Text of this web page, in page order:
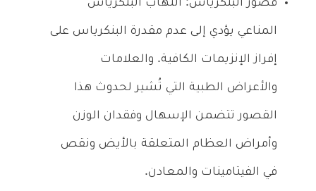
قصور البنكرياس: التهاب البنكرياس
المناعي يؤدي إلى عدم مقدرة البنكرياس على
إفراز الإنزيمات الكافية. والعلامات
والأعراض الطبية التي تُشير لحدوث هذا
القصور تتضمن الإسهال وفقدان الوزن
وأمراض العظام المتعلقة بالأيض ونقص
في الفيتامينات والمعادن.